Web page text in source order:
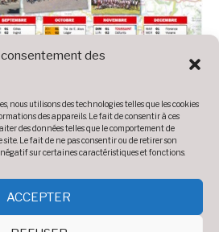
des
nous utilisons des technologies telles que les cookies
des appareils. Le fait de consentir à ces
des données telles que le comportement de
Le fait de ne pas consentir ou de retirer son
sur certaines caractéristiques et fonctions.
ACCEPTER